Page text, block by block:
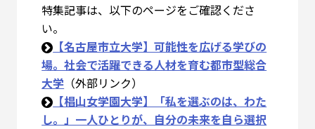
特集記事は、以下のページをご確認くださ
い。
【名古屋市立大学】可能性を広げる学びの
場。社会で活躍できる人材を育む都市型総合
大学 （外部リンク）
【椙山女学園大学】「私を選ぶのは、わた
し。」一人ひとりが、自分の未来を自ら選択